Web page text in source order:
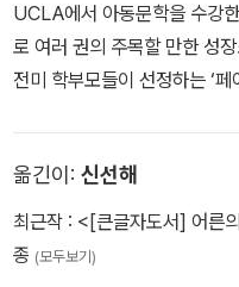
UCLA에서 아동문학을 수강
로 여러 권의 주목할 만한 성
전미 학부모들이 선정하는 ‘
2007~2008년 열네 개의 문
쓸면서 성장소설 작가로서의
다루면서도 유머 감각을 잃지
옮긴이: 신선해
최근작 : <[큰글자도서] 어른
종 (모두보기)